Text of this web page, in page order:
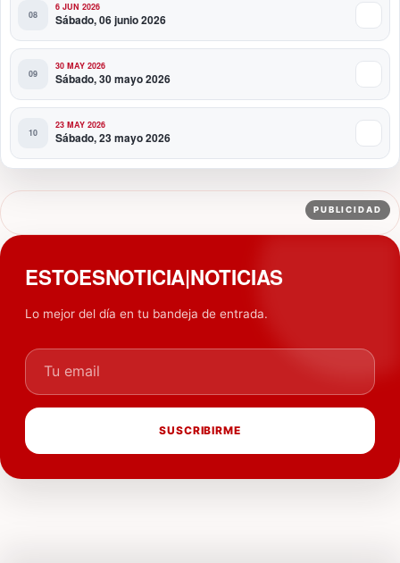
6 JUN 2026
Sábado, 06 junio 2026
30 MAY 2026
Sábado, 30 mayo 2026
23 MAY 2026
Sábado, 23 mayo 2026
PUBLICIDAD
ESTOESNOTICIA|NOTICIAS
Lo mejor del día en tu bandeja de entrada.
Tu email
SUSCRIBIRME